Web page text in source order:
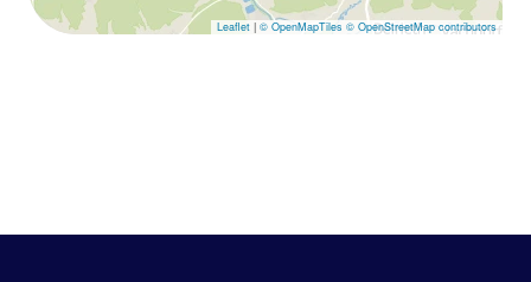
Leaflet | © OpenMapTiles © OpenStreetMap contributors